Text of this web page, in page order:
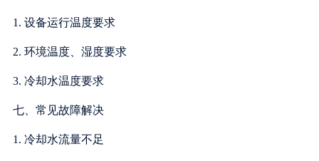
1. 设备运行温度要求
2. 环境温度、湿度要求
3. 冷却水温度要求
七、常见故障解决
1. 冷却水流量不足